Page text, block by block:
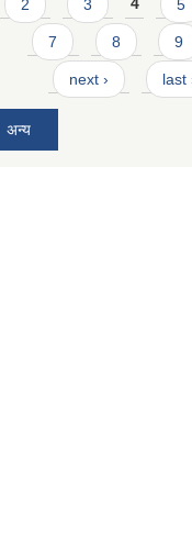
2 3 4 5
7 8 9
next › last
अन्य